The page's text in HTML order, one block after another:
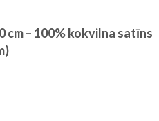
cm – 100% kokvilna satīns